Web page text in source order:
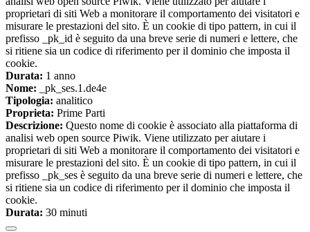
proprietari di siti Web a monitorare il comportamento dei visitatori e
misurare le prestazioni del sito. È un cookie di tipo pattern, in cui il
prefisso _pk_id è seguito da una breve serie di numeri e lettere, che
si ritiene sia un codice di riferimento per il dominio che imposta il
cookie.
Durata: 1 anno
Nome: _pk_ses.1.de4e
Tipologia: analitico
Proprieta: Prime Parti
Descrizione: Questo nome di cookie è associato alla piattaforma di
analisi web open source Piwik. Viene utilizzato per aiutare i
proprietari di siti Web a monitorare il comportamento dei visitatori e
misurare le prestazioni del sito. È un cookie di tipo pattern, in cui il
prefisso _pk_ses è seguito da una breve serie di numeri e lettere, che
si ritiene sia un codice di riferimento per il dominio che imposta il
cookie.
Durata: 30 minuti